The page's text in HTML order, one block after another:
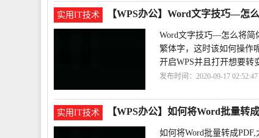
实用IT技术 【WPS办公】Word文字技巧—怎
Word文字技巧—怎么将简
繁体字，这时该如何操作
开启WPS并且打开想要转
发布时间：2020-09-17
实用IT技术 【WPS办公】如何将Word批量转
如何将Word批量转成